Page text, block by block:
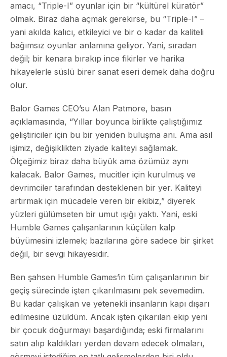
amacı, “Triple-I” oyunlar için bir “kültürel küratör”
olmak. Biraz daha açmak gerekirse, bu “Triple-I” –
yani akılda kalıcı, etkileyici ve bir o kadar da kaliteli
bağımsız oyunlar anlamına geliyor. Yani, sıradan
değil; bir kenara bırakıp ince fikirler ve harika
hikayelerle süslü birer sanat eseri demek daha doğru
olur.
Balor Games CEO’su Alan Patmore, basın
açıklamasında, “Yıllar boyunca birlikte çalıştığımız
geliştiriciler için bu bir yeniden buluşma anı. Ama asıl
işimiz, değişiklikten ziyade kaliteyi sağlamak.
Ölçeğimiz biraz daha büyük ama özümüz aynı
kalacak. Balor Games, mucitler için kurulmuş ve
devrimciler tarafından desteklenen bir yer. Kaliteyi
artırmak için mücadele veren bir ekibiz,” diyerek
yüzleri gülümseten bir umut ışığı yaktı. Yani, eski
Humble Games çalışanlarının küçülen kalp
büyümesini izlemek; bazılarına göre sadece bir şirket
değil, bir sevgi hikayesidir.
Ben şahsen Humble Games’in tüm çalışanlarının bir
geçiş sürecinde işten çıkarılmasını pek sevemedim.
Bu kadar çalışkan ve yetenekli insanların kapı dışarı
edilmesine üzüldüm. Ancak işten çıkarılan ekip yeni
bir çocuk doğurmayı başardığında; eski firmalarını
satın alıp kaldıkları yerden devam edecek olmaları,